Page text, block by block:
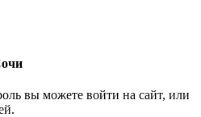
вы можете войти на сайт, или